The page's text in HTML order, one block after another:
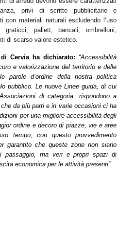
privi di scritte pubblicitarie e
con materiali naturali escludendo l’uso
pallett, bancali, ombrelloni,
di scarso valore estetico.
Cervia ha dichiarato: “Accessibilità
e valorizzazione del territorio e delle
parole d’ordine della nostra politica
pubblico. Le nuove Linee guida, di cui
di categoria, rispondono a
da più parti e in varie occasioni ci ha
per una migliore accessibilità degli
ordine e decoro di piazze, vie e aree
tempo, con questo provvedimento
garantito che queste zone non siano
passaggio, ma veri e propri spazi di
economica per le attività presenti”.